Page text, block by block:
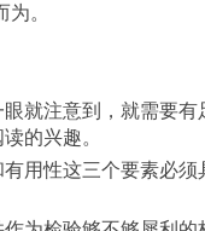
。
的兴趣。